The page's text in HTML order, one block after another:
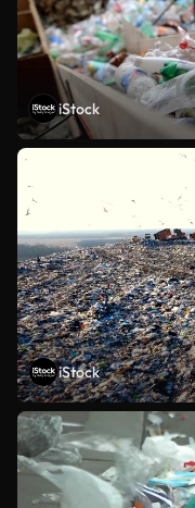
iStock
iStock